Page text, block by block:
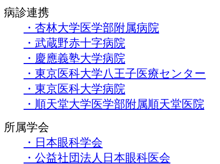
病診連携
・杏林大学医学部附属病院
・武蔵野赤十字病院
・慶應義塾大学病院
・東京医科大学八王子医療センター
・東京医科大学病院
・順天堂大学医学部附属順天堂医院
所属学会
・日本眼科学会
・公益社団法人日本眼科医会